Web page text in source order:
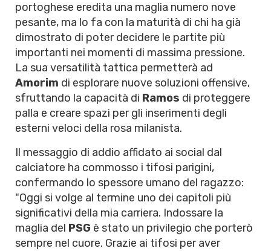
portoghese eredita una maglia numero nove
pesante, ma lo fa con la maturità di chi ha già
dimostrato di poter decidere le partite più
importanti nei momenti di massima pressione.
La sua versatilità tattica permetterà ad
Amorim di esplorare nuove soluzioni offensive,
sfruttando la capacità di Ramos di proteggere
palla e creare spazi per gli inserimenti degli
esterni veloci della rosa milanista.
Il messaggio di addio affidato ai social dal
calciatore ha commosso i tifosi parigini,
confermando lo spessore umano del ragazzo:
"Oggi si volge al termine uno dei capitoli più
significativi della mia carriera. Indossare la
maglia del PSG è stato un privilegio che porterò
sempre nel cuore. Grazie ai tifosi per aver